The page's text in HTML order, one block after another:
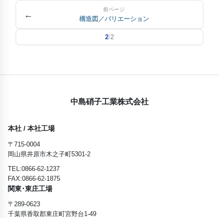
←
前ページ
構造図／バリエーション
2/2
中島硝子工業株式会社
本社 / 本社工場
〒715-0004
岡山県井原市木之子町5301-2
TEL:0866-62-1237
FAX:0866-62-1875
関東･東庄工場
〒289-0623
千葉県香取郡東庄町宮野台1-49